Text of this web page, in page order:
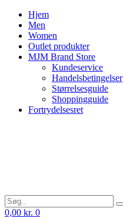
Hjem
Men
Women
Outlet produkter
MJM Brand Store
Kundeservice
Handelsbetingelser
Størrelsesguide
Shoppingguide
Fortrydelsesret
0,00 kr. 0